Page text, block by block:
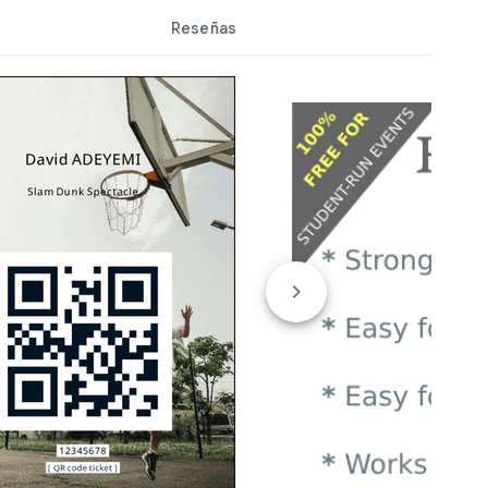
Reseñas